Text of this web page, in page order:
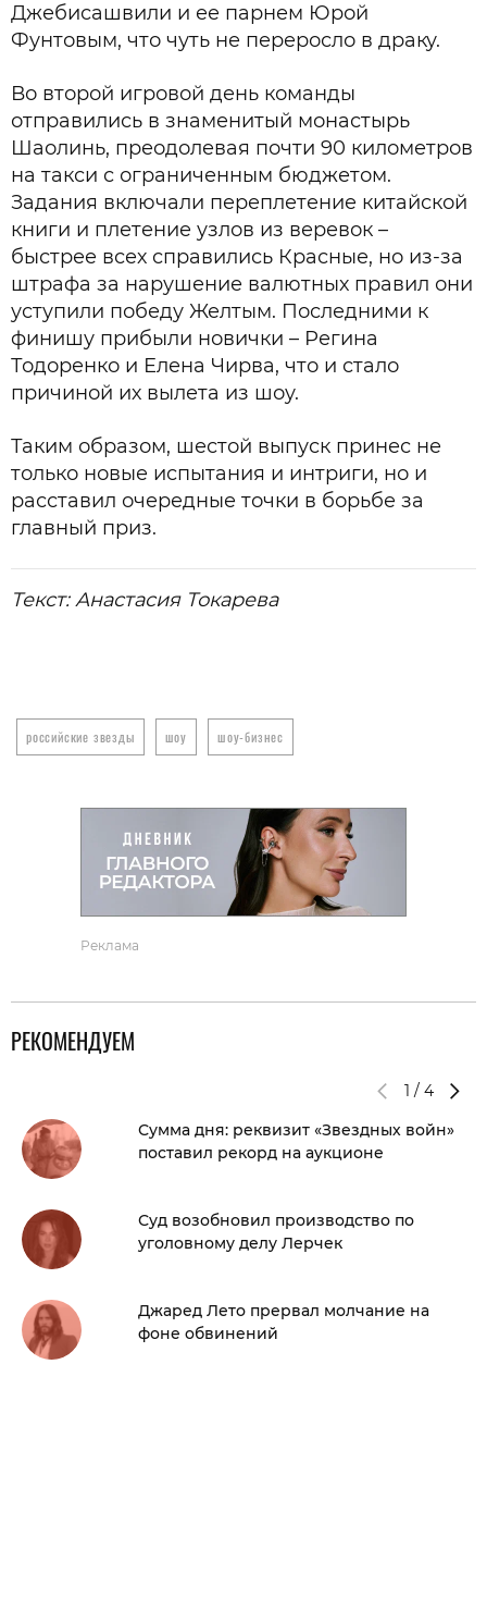
Джебисашвили и ее парнем Юрой
Фунтовым, что чуть не переросло в драку.
Во второй игровой день команды
отправились в знаменитый монастырь
Шаолинь, преодолевая почти 90 километров
на такси с ограниченным бюджетом.
Задания включали переплетение китайской
книги и плетение узлов из веревок –
быстрее всех справились Красные, но из-за
штрафа за нарушение валютных правил они
уступили победу Желтым. Последними к
финишу прибыли новички – Регина
Тодоренко и Елена Чирва, что и стало
причиной их вылета из шоу.
Таким образом, шестой выпуск принес не
только новые испытания и интриги, но и
расставил очередные точки в борьбе за
главный приз.
Текст: Анастасия Токарева
российские звезды шоу шоу-бизнес
Реклама
РЕКОМЕНДУЕМ
1 / 4
Сумма дня: реквизит «Звездных войн»
поставил рекорд на аукционе
Суд возобновил производство по
уголовному делу Лерчек
Джаред Лето прервал молчание на
фоне обвинений